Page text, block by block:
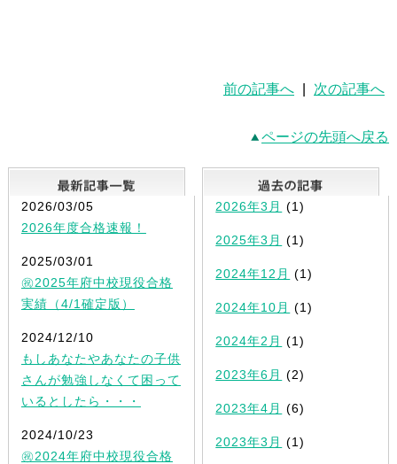
前の記事へ 次の記事へ
ページの先頭へ戻る
最新記事一覧
2026/03/05
2026年度合格速報！
2025/03/01
㊗2025年府中校現役合格
実績（4/1確定版）
2024/12/10
もしあなたやあなたの子供
さんが勉強しなくて困って
いるとしたら・・・
2024/10/23
㊗2024年府中校現役合格
2026年3月 (1)
2025年3月 (1)
2024年12月 (1)
2024年10月 (1)
2024年2月 (1)
2023年6月 (2)
2023年4月 (6)
2023年3月 (1)